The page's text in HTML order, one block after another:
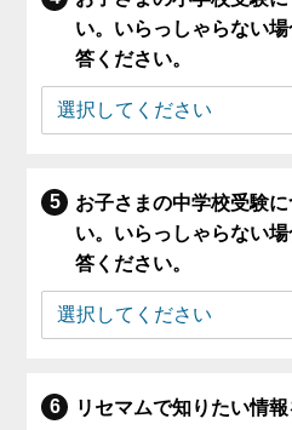
い。いらっしゃらない
答ください。
お子さまの中学校受験
い。いらっしゃらない
答ください。
リセマムで知りたい情